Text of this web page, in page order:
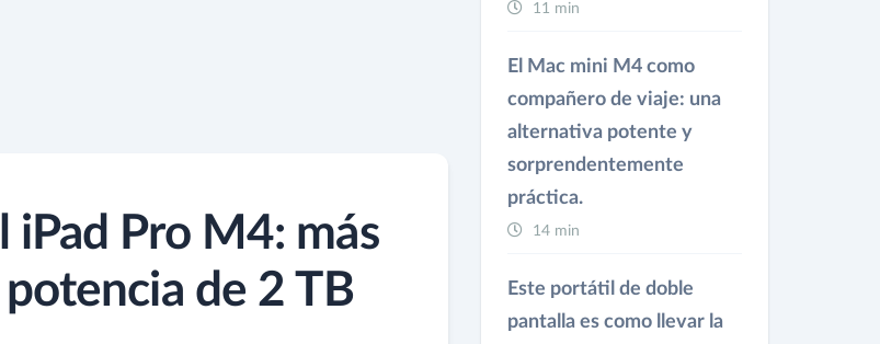
iPad Pro M4: más
de 2 TB
11 min
El Mac mini M4 como
compañero de viaje: una
alternativa potente y
sorprendentemente
práctica.
14 min
Este portátil de doble
pantalla es como llevar la